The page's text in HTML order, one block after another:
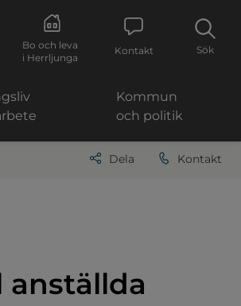
Bo och leva
i Herrljunga
Kontakt Sök
Kommun
och politik
Dela Kontakt